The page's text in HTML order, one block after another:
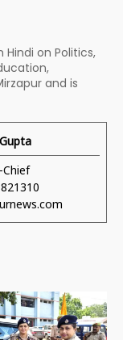
Hindi on Politics,
and is